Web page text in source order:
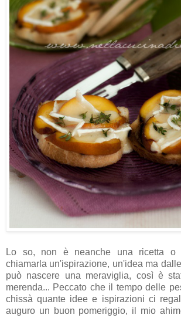
Lo so, non è neanche una ricetta o
chiamarla un'ispirazione, un'idea ma
può nascere una meraviglia, così è
merenda... Peccato che il tempo delle
chissà quante idee e ispirazioni ci
auguro un buon pomeriggio, il mio